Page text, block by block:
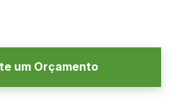
um Orçamento